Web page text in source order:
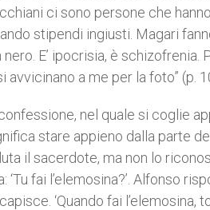
ci sono persone che
stipendi ingiusti. Magari
E’ ipocrisia, è schizofrenia.
a me per la foto” (p.
nel quale si coglie
stare appieno dalla parte
il sacerdote, ma non lo
fai l’elemosina?’. Alfonso
‘Quando fai